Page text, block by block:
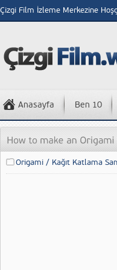
Çizgi Film İzleme Merkezine
Anasayfa Ben 10
Origami / Kağıt Katlama